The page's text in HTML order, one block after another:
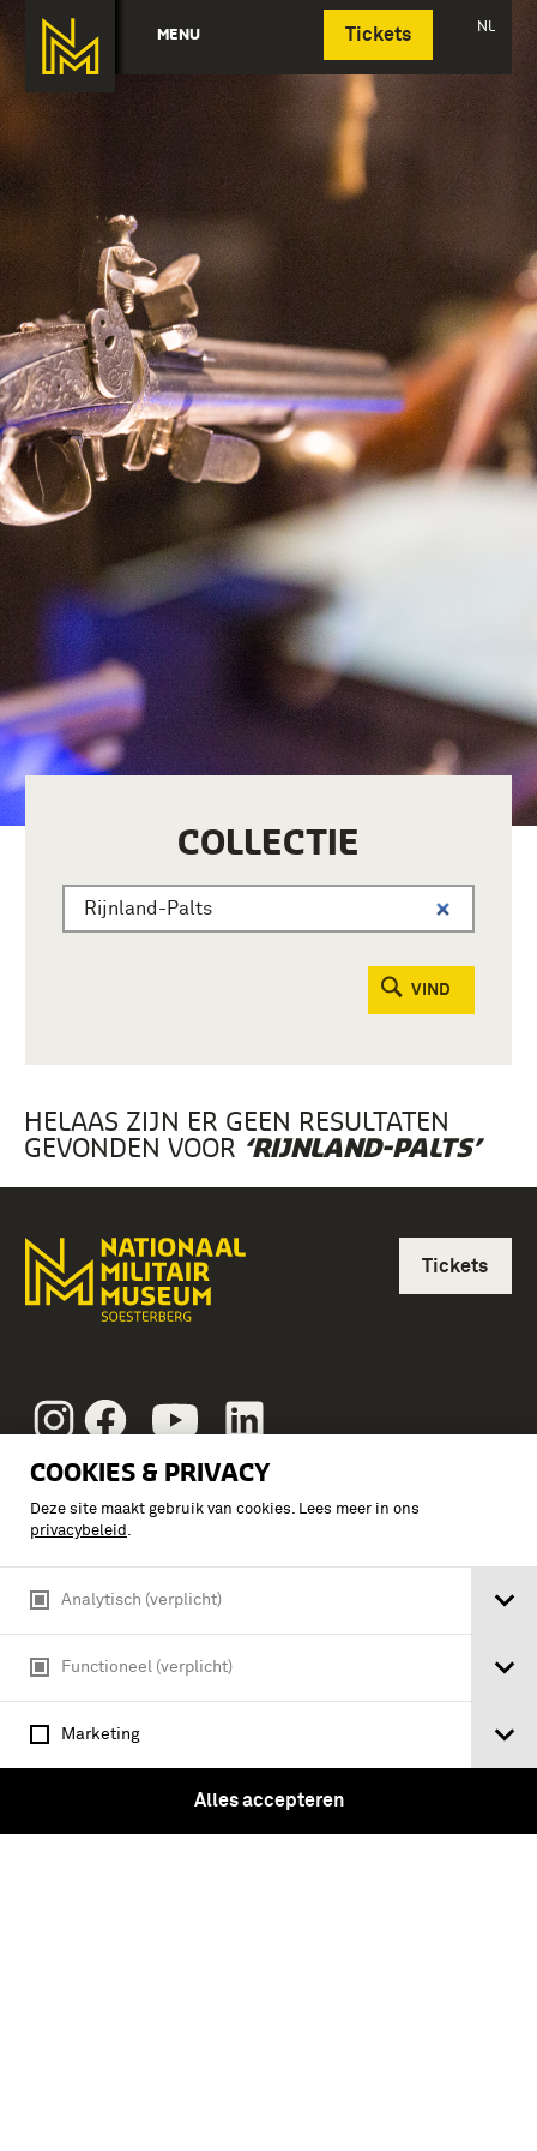
MENU Tickets NL
Deutsch
COOKIES & PRIVACY
Deze site maakt gebruik van cookies. Lees meer in ons
privacybeleid .
Analytisch (verplicht)
Functioneel (verplicht)
Marketing
Alles accepteren
COLLECTIE
VIND
HELAAS ZIJN ER GEEN RESULTATEN
GEVONDEN VOOR ‘RIJNLAND-PALTS’
InstagramFacebookYoutube
Vragen?
Over ons
Nieuwsbrief
Tickets
Verlengde Paltzerweg 1